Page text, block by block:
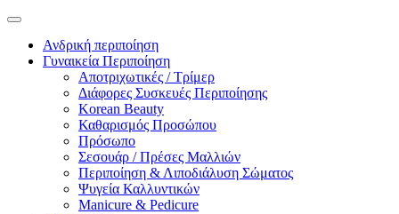
Ανδρική περιποίηση
Γυναικεία Περιποίηση
Αποτριχωτικές / Τρίμερ
Διάφορες Συσκευές Περιποίησης
Korean Beauty
Καθαρισμός Προσώπου
Πρόσωπο
Σεσουάρ / Πρέσες Μαλλιών
Περιποίηση & Λιποδιάλυση Σώματος
Ψυγεία Καλλυντικών
Manicure & Pedicure